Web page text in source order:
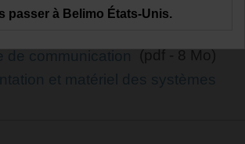
(pdf - 8 Mo)
passer à Belimo États-Unis.